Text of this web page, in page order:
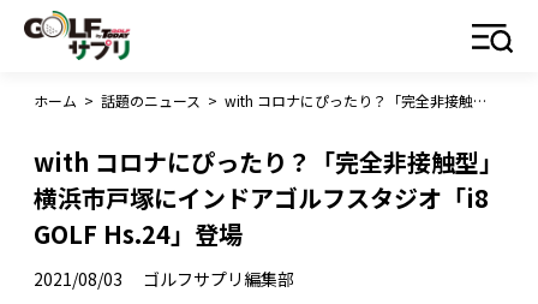
ホーム > 話題のニュース > with コロナにぴったり？「完全非接触型」横浜市戸塚にインドアゴルフスタジオ「i8 GOLF Hs.24」登場
with コロナにぴったり？「完全非接触型」
横浜市戸塚にインドアゴルフスタジオ「i8
GOLF Hs.24」登場
2021/08/03 ゴルフサプリ編集部